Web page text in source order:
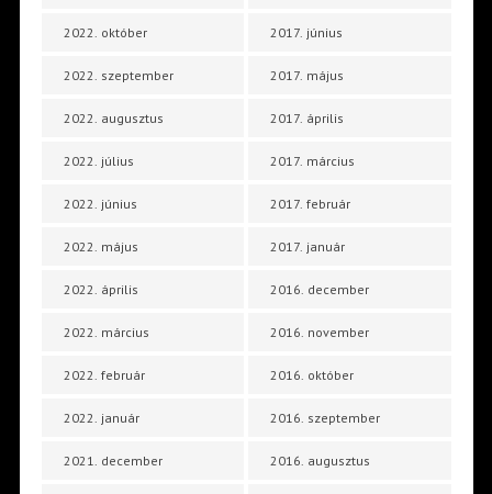
2022. október
2022. szeptember
2022. augusztus
2022. július
2022. június
2022. május
2022. április
2022. március
2022. február
2022. január
2021. december
2017. június
2017. május
2017. április
2017. március
2017. február
2017. január
2016. december
2016. november
2016. október
2016. szeptember
2016. augusztus